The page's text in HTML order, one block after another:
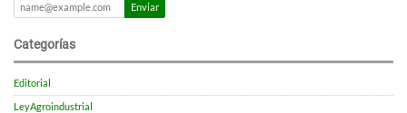
Enviar
Categorías
Editorial
LeyAgroindustrial